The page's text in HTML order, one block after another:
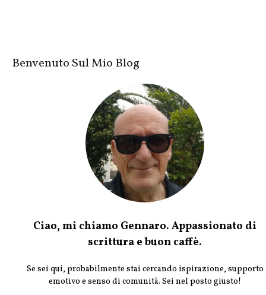
Benvenuto Sul Mio Blog
Ciao, mi chiamo Gennaro. Appassionato di
scrittura e buon caffè.
Se sei qui, probabilmente stai cercando ispirazione, supporto
emotivo e senso di comunità. Sei nel posto giusto!